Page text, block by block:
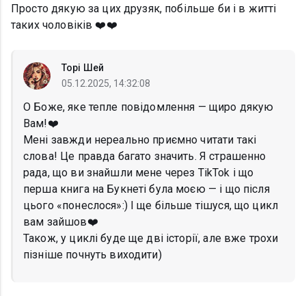
Просто дякую за цих друзяк, побільше би і в житті
таких чоловіків ❤️❤️
Торі Шей
05.12.2025, 14:32:08
О Боже, яке тепле повідомлення — щиро дякую
Вам!❤️
Мені завжди нереально приємно читати такі
слова! Це правда багато значить. Я страшенно
рада, що ви знайшли мене через TikTok і що
перша книга на Букнеті була моєю — і що після
цього «понеслося»:) І ще більше тішуся, що цикл
вам зайшов❤️
Також, у циклі буде ще дві історії, але вже трохи
пізніше почнуть виходити)